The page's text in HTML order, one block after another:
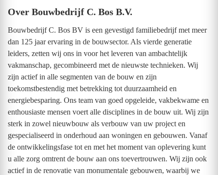
Over Bouwbedrijf C. Bos B.V.
Bouwbedrijf C. Bos BV is een gevestigd familiebedrijf met meer
dan 125 jaar ervaring in de bouwsector. Als vierde generatie
leiders, zetten wij ons in voor het leveren van ambachtelijk
vakmanschap, gecombineerd met de nieuwste technieken. Wij
zijn actief in alle segmenten van de bouw en zijn
toekomstbestendig met betrekking tot duurzaamheid en
energiebesparing. Ons team van goed opgeleide, vakbekwame en
enthousiaste mensen voert alle disciplines in de bouw uit. Wij zijn
sterk in zowel nieuwbouw als verbouw van uw project en
gespecialiseerd in onderhoud aan woningen en gebouwen. Vanaf
de ontwikkelingsfase tot en met het moment van oplevering kunt
u alle zorg omtrent de bouw aan ons toevertrouwen. Wij zijn ook
actief in de renovatie van monumentale gebouwen, waarbij we